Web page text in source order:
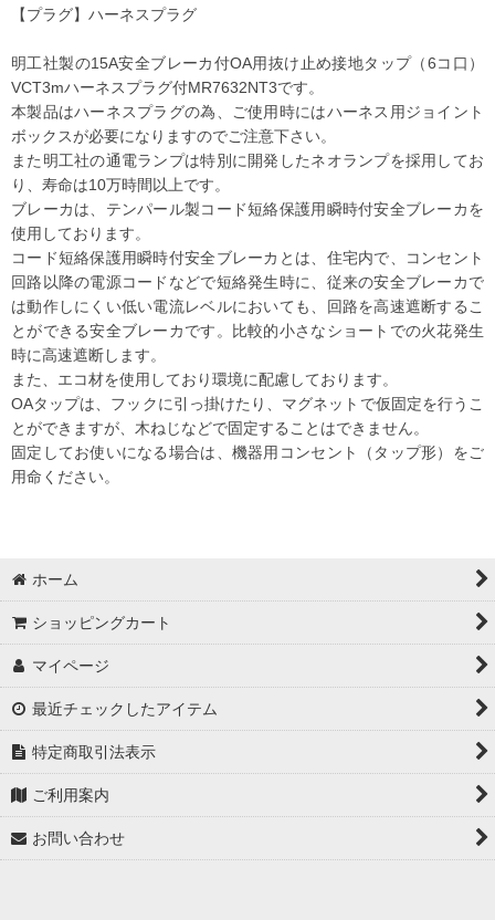
【プラグ】ハーネスプラグ
明工社製の15A安全ブレーカ付OA用抜け止め接地タップ（6コ口）
VCT3mハーネスプラグ付MR7632NT3です。
本製品はハーネスプラグの為、ご使用時にはハーネス用ジョイント
ボックスが必要になりますのでご注意下さい。
また明工社の通電ランプは特別に開発したネオランプを採用してお
り、寿命は10万時間以上です。
ブレーカは、テンパール製コード短絡保護用瞬時付安全ブレーカを
使用しております。
コード短絡保護用瞬時付安全ブレーカとは、住宅内で、コンセント
回路以降の電源コードなどで短絡発生時に、従来の安全ブレーカで
は動作しにくい低い電流レベルにおいても、回路を高速遮断するこ
とができる安全ブレーカです。比較的小さなショートでの火花発生
時に高速遮断します。
また、エコ材を使用しており環境に配慮しております。
OAタップは、フックに引っ掛けたり、マグネットで仮固定を行うこ
とができますが、木ねじなどで固定することはできません。
固定してお使いになる場合は、機器用コンセント（タップ形）をご
用命ください。
ホーム
ショッピングカート
マイページ
最近チェックしたアイテム
特定商取引法表示
ご利用案内
お問い合わせ